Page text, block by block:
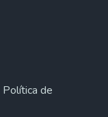
Política de